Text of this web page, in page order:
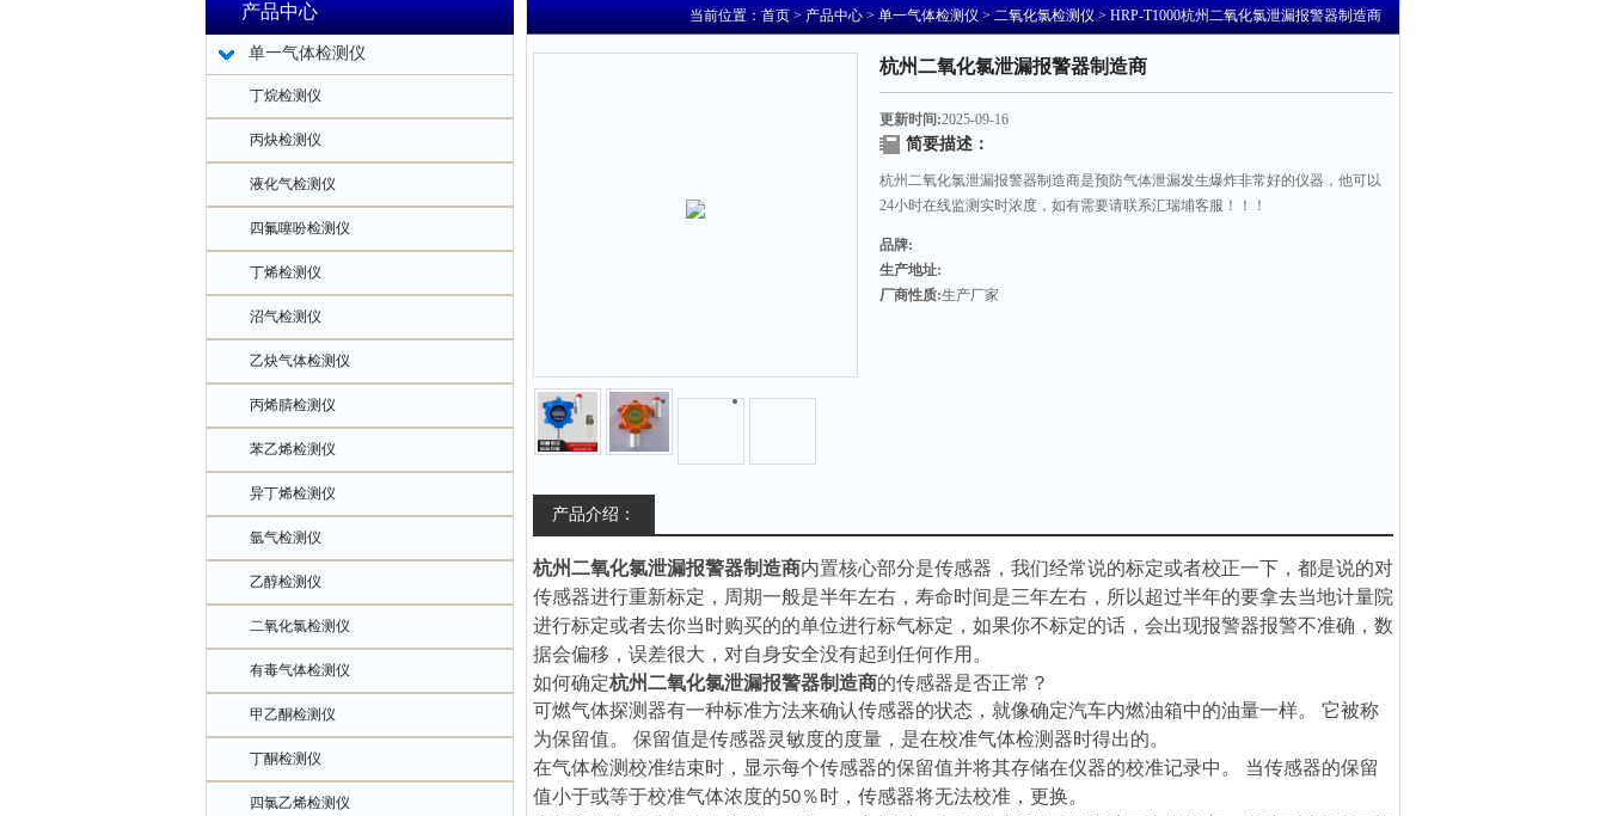
产品中心
单一气体检测仪
丁烷检测仪
丙炔检测仪
液化气检测仪
四氟噻吩检测仪
丁烯检测仪
沼气检测仪
乙炔气体检测仪
丙烯腈检测仪
苯乙烯检测仪
异丁烯检测仪
氩气检测仪
乙醇检测仪
二氧化氯检测仪
有毒气体检测仪
甲乙酮检测仪
丁酮检测仪
四氯乙烯检测仪
当前位置：首页>产品中心>单一气体检测仪>二氧化氯检测仪> HRP-T1000杭州二氧化氯泄漏报警器制造商
杭州二氧化氯泄漏报警器制造商
更新时间:2025-09-16
简要描述：
杭州二氧化氯泄漏报警器制造商是预防气体泄漏发生爆炸非常好的仪器，他可以
24小时在线监测实时浓度，如有需要请联系汇瑞埔客服！！！
品牌:
生产地址:
厂商性质:生产厂家
产品介绍：
杭州二氧化氯泄漏报警器制造商内置核心部分是传感器，我们经常说的标定或者校正一下，都是说的对
传感器进行重新标定，周期一般是半年左右，寿命时间是三年左右，所以超过半年的要拿去当地计量院
进行标定或者去你当时购买的的单位进行标气标定，如果你不标定的话，会出现报警器报警不准确，数
据会偏移，误差很大，对自身安全没有起到任何作用。
如何确定杭州二氧化氯泄漏报警器制造商的传感器是否正常？
可燃气体探测器有一种标准方法来确认传感器的状态，就像确定汽车内燃油箱中的油量一样。 它被称
为保留值。 保留值是传感器灵敏度的度量，是在校准气体检测器时得出的。
在气体检测校准结束时，显示每个传感器的保留值并将其存储在仪器的校准记录中。 当传感器的保留
值小于或等于校准气体浓度的50％时，传感器将无法校准，更换。